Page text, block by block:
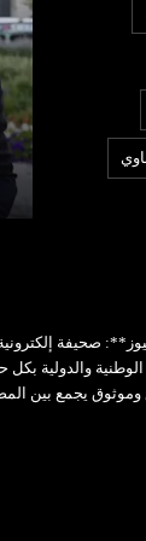
صحيفة إلكترونية
الوطنية والدولية
وموثوق يجمع بين